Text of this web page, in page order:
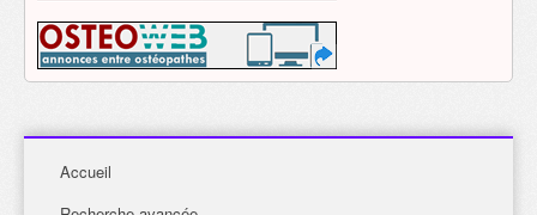
Accueil